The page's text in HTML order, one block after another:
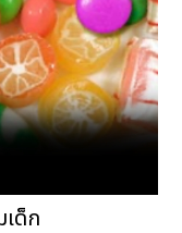
ด็ก